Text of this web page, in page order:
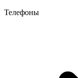
Телефоны